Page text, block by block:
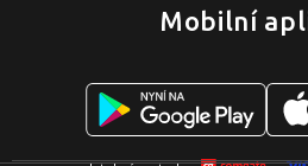
Mobilní